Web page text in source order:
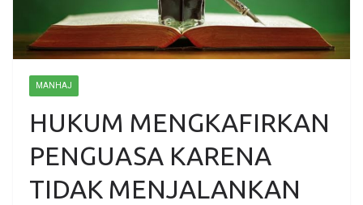
MANHAJ
HUKUM MENGKAFIRKAN
PENGUASA KARENA
TIDAK MENJALANKAN